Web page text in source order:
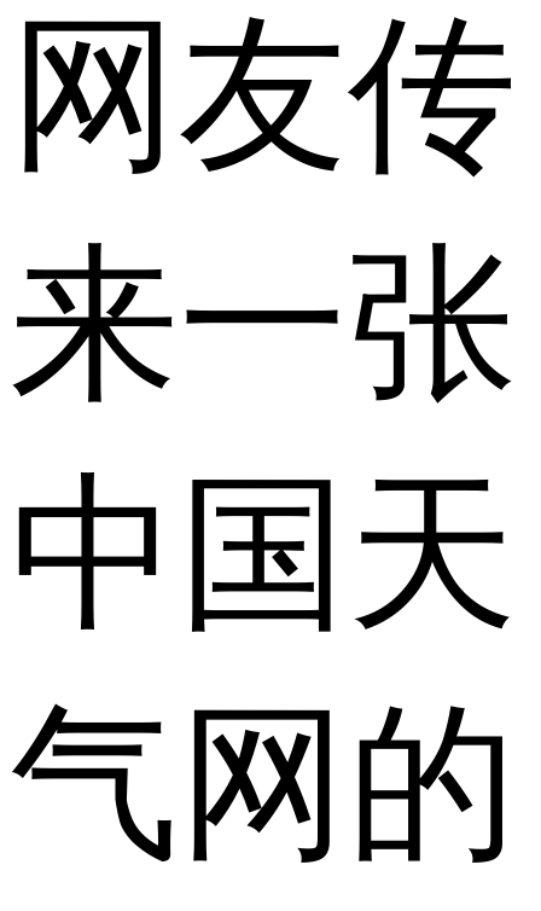
网友传
来一张
中国天
气网的